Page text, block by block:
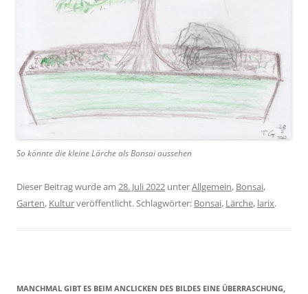
So könnte die kleine Lärche als Bonsai aussehen
Dieser Beitrag wurde am 28. Juli 2022 unterAllgemein, Bonsai,
Garten, Kulturveröffentlicht. Schlagwörter: Bonsai, Lärche, larix.
MANCHMAL GIBT ES BEIM ANCLICKEN DES BILDES EINE ÜBERRASCHUNG,